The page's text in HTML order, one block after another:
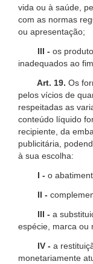
vida ou à saúde,
com as normas
ou apresentação;
III - os
inadequados ao
Art. 19. Os
pelos vícios de
respeitadas as
conteúdo líquido
recipiente, da
publicitária,
à sua escolha:
I - o
II -
III - a
espécie, marca ou
IV - a
monetariamente